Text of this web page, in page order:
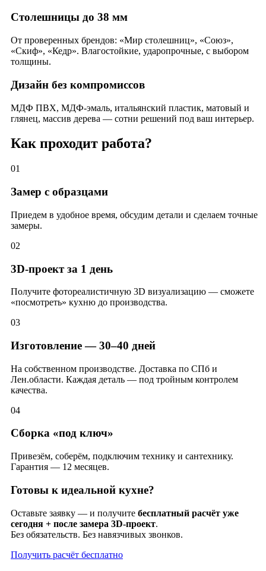
Столешницы до 38 мм
От проверенных брендов: «Мир столешниц», «Союз»,
«Скиф», «Кедр». Влагостойкие, ударопрочные, с выбором
толщины.
Дизайн без компромиссов
МДФ ПВХ, МДФ-эмаль, итальянский пластик, матовый и
глянец, массив дерева — сотни решений под ваш интерьер.
Как проходит работа?
01
Замер с образцами
Приедем в удобное время, обсудим детали и сделаем точные
замеры.
02
3D-проект за 1 день
Получите фотореалистичную 3D визуализацию — сможете
«посмотреть» кухню до производства.
03
Изготовление — 30–40 дней
На собственном производстве. Доставка по СПб и
Лен.области. Каждая деталь — под тройным контролем
качества.
04
Сборка «под ключ»
Привезём, соберём, подключим технику и сантехнику.
Гарантия — 12 месяцев.
Готовы к идеальной кухне?
Оставьте заявку — и получите бесплатный расчёт уже
сегодня + после замера 3D-проект.
Без обязательств. Без навязчивых звонков.
Получить расчёт бесплатно